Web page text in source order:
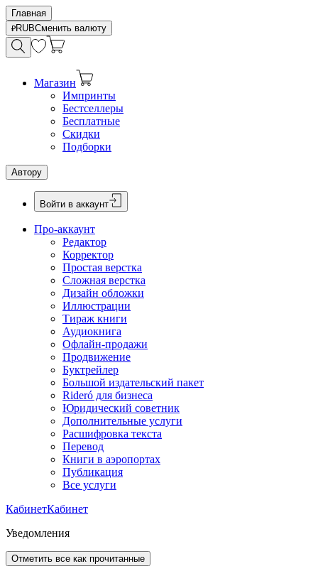
Главная
RUBСменить валюту
Магазин
Импринты
Бестселлеры
Бесплатные
Скидки
Подборки
Автору
Войти в аккаунт
Про-аккаунт
Редактор
Корректор
Простая верстка
Сложная верстка
Дизайн обложки
Иллюстрации
Тираж книги
Аудиокнига
Офлайн-продажи
Продвижение
Буктрейлер
Большой издательский пакет
Rideró для бизнеса
Юридический советник
Дополнительные услуги
Расшифровка текста
Перевод
Книги в аэропортах
Публикация
Все услуги
КабинетКабинет
Уведомления
Отметить все как прочитанные